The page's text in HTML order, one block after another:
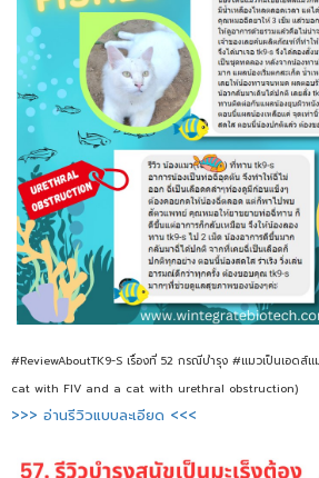
#ReviewAboutTK9-S เรื่องที่ 52 กรณีบำรุง #แมวเป็นเอด
cat with FIV and a cat with urethral obstruction)
>>> อ่านรีวิวแบบละเอียด <<<